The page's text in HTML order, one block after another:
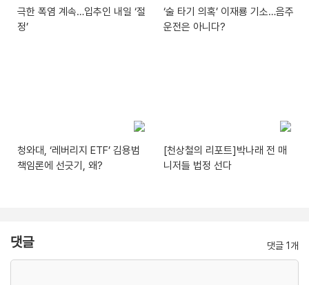
극한 폭염 계속…입추인 내일 ‘절
정’
‘술 타기 의혹’ 이재룡 기소…음주
운전은 아니다?
청와대, ‘레버리지 ETF’ 김용범
책임론에 선긋기, 왜?
[천상철의 리포트]박나래 전 매
니저들 법정 선다
댓글 댓글 1개